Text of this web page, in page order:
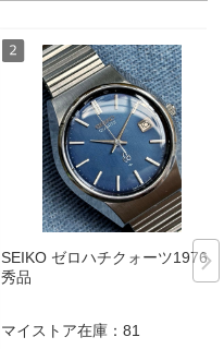
SEIKO ゼロハチクォーツ1976年
秀品
マイストア在庫： 81